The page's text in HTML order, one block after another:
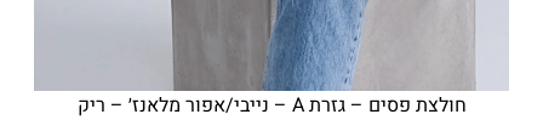
חולצת פסים – גזרת A – נייבי/אפור מלאנז׳ – ריק